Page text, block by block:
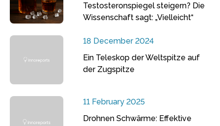
Testosteronspiegel steigern? Die
Wissenschaft sagt: „Vielleicht“
18 December 2024
Ein Teleskop der Weltspitze auf
der Zugspitze
11 February 2025
Drohnen Schwärme: Effektive